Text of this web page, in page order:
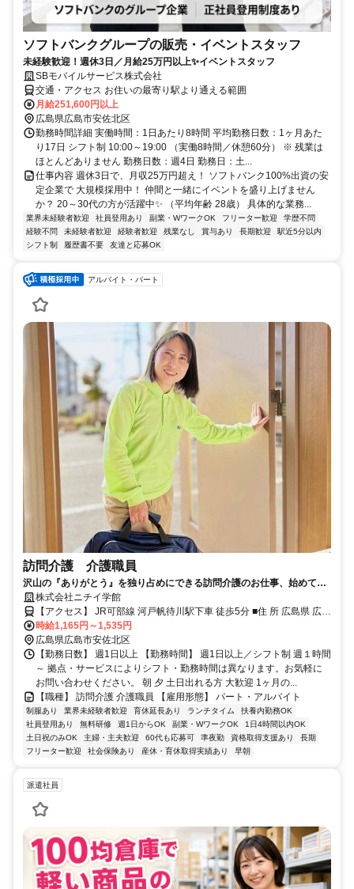
ソフトバンクグループの販売・イベントスタッフ
未経験歓迎！週休3日／月給25万円以上✨イベントスタッフ
SBモバイルサービス株式会社
交通・アクセス お住いの最寄り駅より通える範囲
月給251,600円以上
広島県広島市安佐北区
勤務時間詳細 実働時間：1日あたり8時間 平均勤務日数：1ヶ月あた
り17日 シフト制 10:00～19:00 （実働8時間／休憩60分） ※ 残業は
ほとんどありません 勤務日数：週4日 勤務日：土...
仕事内容 週休3日で、月収25万円超え！ ソフトバンク100%出資の安
定企業で 大規模採用中！ 仲間と一緒にイベントを盛り上げません
か？ 20～30代の方が活躍中✨ （平均年齢 28歳） 具体的な業務...
業界未経験者歓迎 社員登用あり 副業・WワークOK フリーター歓迎
学歴不問
経験不問
未経験者歓迎 経験者歓迎 残業なし 賞与あり 長期歓迎
駅近5分以内
シフト制
履歴書不要 友達と応募OK
アルバイト・パート
訪問介護 介護職員
沢山の『ありがとう』を独り占めにできる訪問介護のお仕事、始めてみ
ませんか？
株式会社ニチイ学館
【アクセス】 JR可部線 河戸帆待川駅下車 徒歩5分 ■住 所 広島県 広島
市安佐北区 亀山二丁目15番33号 ■アクセス JR可部線 河戸帆待川駅下
車 徒歩5分
時給1,165円～1,535円
広島県広島市安佐北区
【勤務日数】 週1日以上 【勤務時間】 週1日以上／シフト制 週１時間
～ 拠点・サービスによりシフト・勤務時間は異なります。お気軽に
お問い合わせください。 朝 夕 土日出れる方 大歓迎 1ヶ月の...
【職種】 訪問介護 介護職員 【雇用形態】 パート・アルバイト
制服あり 業界未経験者歓迎 育休延長あり ランチタイム
扶養内勤務OK
社員登用あり
無料研修 週1日からOK 副業・WワークOK
1日4時間以内OK
土日祝のみOK
主婦・主夫歓迎 60代も応募可 準夜勤 資格取得支援あり
長期
フリーター歓迎
社会保険あり 産休・育休取得実績あり 早朝
派遣社員